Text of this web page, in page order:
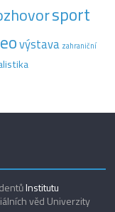
sport
výstava zahraniční
Institutu
věd Univerzity